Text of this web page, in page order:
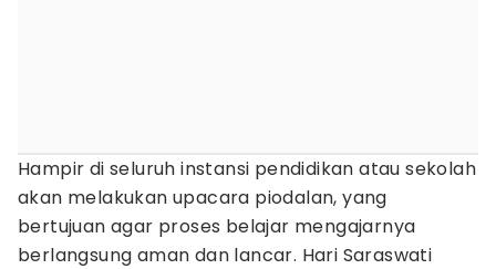
Hampir di seluruh instansi pendidikan atau sekolah
akan melakukan upacara piodalan, yang
bertujuan agar proses belajar mengajarnya
berlangsung aman dan lancar. Hari Saraswati